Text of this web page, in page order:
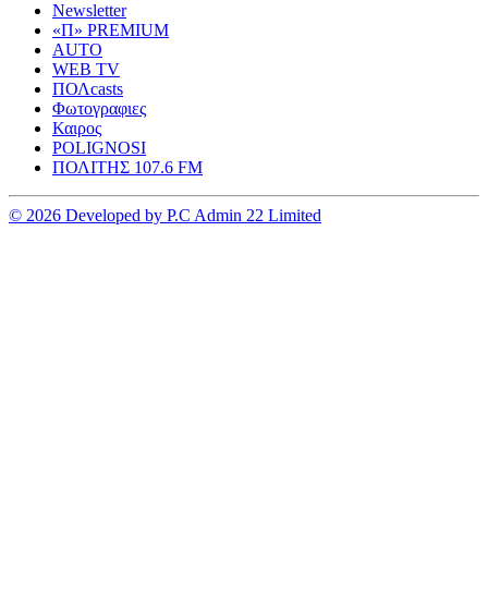
Newsletter
«Π» PREMIUM
AUTO
WEB TV
ΠΟΛcasts
Φωτογραφιες
Καιρος
POLIGNOSI
ΠΟΛΙΤΗΣ 107.6 FM
© 2026 Developed by P.C Admin 22 Limited